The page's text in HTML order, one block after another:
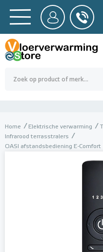
BTW
0,00
Home Elektrische verwarming
Infrarood terrasstralers
OASI afstandsbediening E-